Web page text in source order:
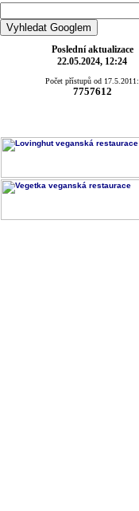
Poslední aktualizace
22.05.2024, 12:24
Počet přístupů od 17.5.2011:
7757612